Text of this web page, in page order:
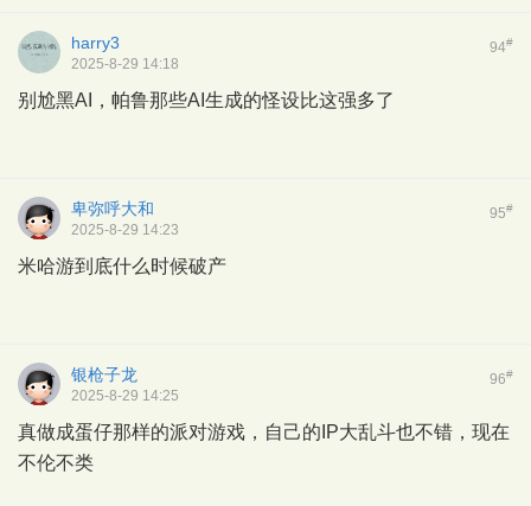
94#
harry3
2025-8-29 14:18
别尬黑AI，帕鲁那些AI生成的怪设比这强多了
95#
卑弥呼大和
2025-8-29 14:23
米哈游到底什么时候破产
96#
银枪子龙
2025-8-29 14:25
真做成蛋仔那样的派对游戏，自己的IP大乱斗也不错，现在
不伦不类